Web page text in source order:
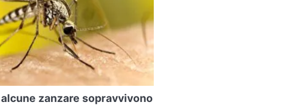
zanzare sopravvivono